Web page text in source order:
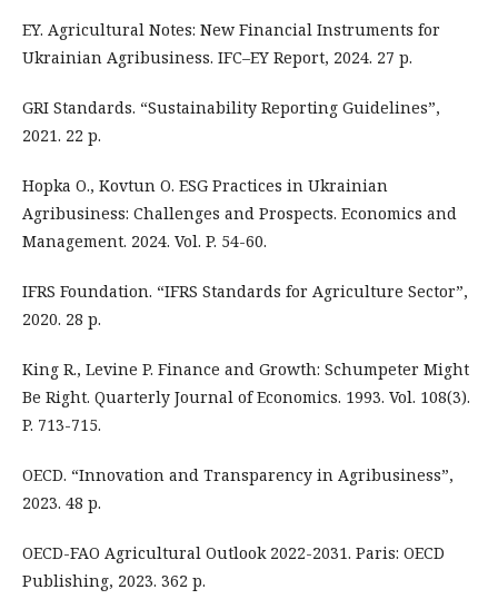
EY. Agricultural Notes: New Financial Instruments for
Ukrainian Agribusiness. IFC–EY Report, 2024. 27 p.
GRI Standards. “Sustainability Reporting Guidelines”,
2021. 22 p.
Hopka O., Kovtun O. ESG Practices in Ukrainian
Agribusiness: Challenges and Prospects. Economics and
Management. 2024. Vol. P. 54-60.
IFRS Foundation. “IFRS Standards for Agriculture Sector”,
2020. 28 p.
King R., Levine P. Finance and Growth: Schumpeter Might
Be Right. Quarterly Journal of Economics. 1993. Vol. 108(3).
P. 713-715.
OECD. “Innovation and Transparency in Agribusiness”,
2023. 48 p.
OECD-FAO Agricultural Outlook 2022-2031. Paris: OECD
Publishing, 2023. 362 p.